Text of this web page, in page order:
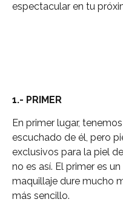
espectacular en tu
1.- PRIMER
En primer lugar,
escuchado de él, pero
exclusivos para la piel
no es así. El primer es
maquillaje dure mucho
más sencillo.